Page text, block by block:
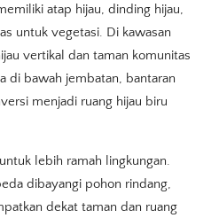
atap hijau, dinding hijau,
untuk vegetasi. Di kawasan
vertikal dan taman komunitas
di bawah jembatan, bantaran
menjadi ruang hijau biru
lebih ramah lingkungan.
dibayangi pohon rindang,
dekat taman dan ruang